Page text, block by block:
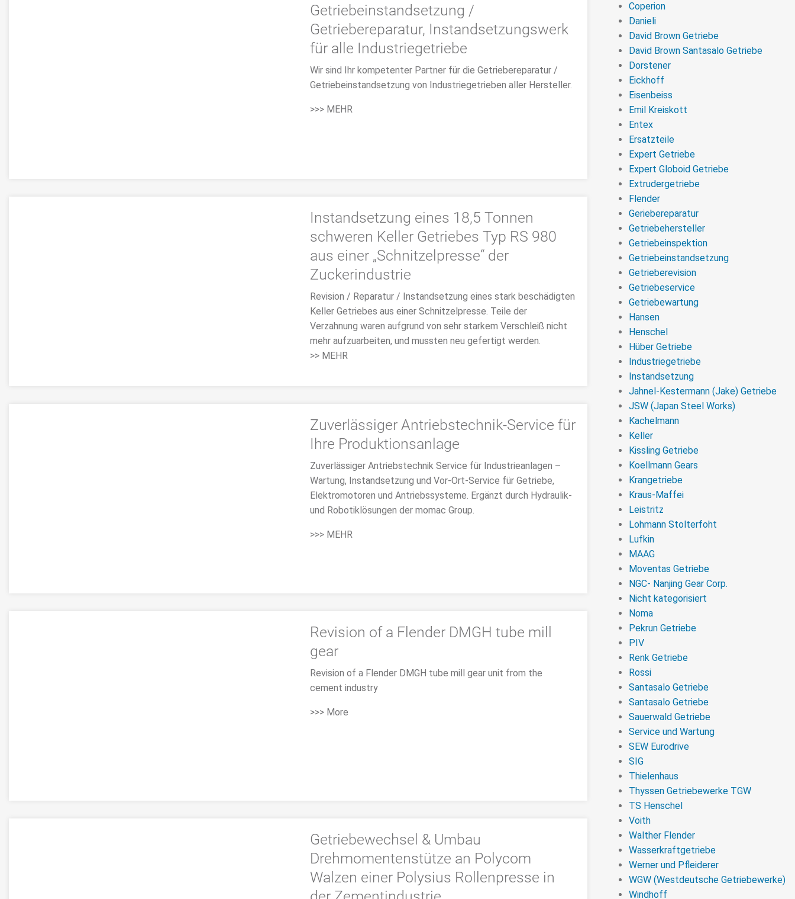
Getriebeinstandsetzung /
Getriebereparatur, Instandsetzungswerk
für alle Industriegetriebe
Wir sind Ihr kompetenter Partner für die Getriebereparatur /
Getriebeinstandsetzung von Industriegetrieben aller Hersteller.
>>> MEHR
Instandsetzung eines 18,5 Tonnen
schweren Keller Getriebes Typ RS 980
aus einer „Schnitzelpresse“ der
Zuckerindustrie
Revision / Reparatur / Instandsetzung eines stark beschädigten
Keller Getriebes aus einer Schnitzelpresse. Teile der
Verzahnung waren aufgrund von sehr starkem Verschleiß nicht
mehr aufzuarbeiten, und mussten neu gefertigt werden.
>> MEHR
Zuverlässiger Antriebstechnik-Service für
Ihre Produktionsanlage
Zuverlässiger Antriebstechnik Service für Industrieanlagen –
Wartung, Instandsetzung und Vor-Ort-Service für Getriebe,
Elektromotoren und Antriebssysteme. Ergänzt durch Hydraulik-
und Robotiklösungen der momac Group.
>>> MEHR
Revision of a Flender DMGH tube mill
gear
Revision of a Flender DMGH tube mill gear unit from the
cement industry
>>> More
Getriebewechsel & Umbau
Drehmomentenstütze an Polycom
Walzen einer Polysius Rollenpresse in
Coperion
Danieli
David Brown Getriebe
David Brown Santasalo Getriebe
Dorstener
Eickhoff
Eisenbeiss
Emil Kreiskott
Entex
Ersatzteile
Expert Getriebe
Expert Globoid Getriebe
Extrudergetriebe
Flender
Geriebereparatur
Getriebehersteller
Getriebeinspektion
Getriebeinstandsetzung
Getrieberevision
Getriebeservice
Getriebewartung
Hansen
Henschel
Hüber Getriebe
Industriegetriebe
Instandsetzung
Jahnel-Kestermann (Jake) Getriebe
JSW (Japan Steel Works)
Kachelmann
Keller
Kissling Getriebe
Koellmann Gears
Krangetriebe
Kraus-Maffei
Leistritz
Lohmann Stolterfoht
Lufkin
MAAG
Moventas Getriebe
NGC- Nanjing Gear Corp.
Nicht kategorisiert
Noma
Pekrun Getriebe
PIV
Renk Getriebe
Rossi
Santasalo Getriebe
Santasalo Getriebe
Sauerwald Getriebe
Service und Wartung
SEW Eurodrive
SIG
Thielenhaus
Thyssen Getriebewerke TGW
TS Henschel
Voith
Walther Flender
Wasserkraftgetriebe
Werner und Pfleiderer
WGW (Westdeutsche Getriebewerke)
Windhoff